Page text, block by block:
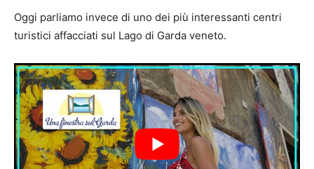
Oggi parliamo invece di uno dei più interessanti centri
turistici affacciati sul Lago di Garda veneto.